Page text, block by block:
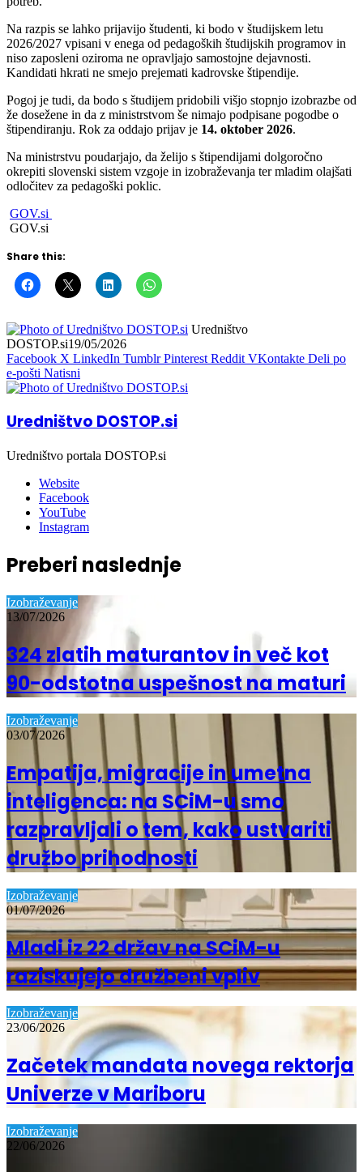
Na razpis se lahko prijavijo študenti, ki bodo v študijskem letu
2026/2027 vpisani v enega od pedagoških študijskih programov in
niso zaposleni oziroma ne opravljajo samostojne dejavnosti.
Kandidati hkrati ne smejo prejemati kadrovske štipendije.
Pogoj je tudi, da bodo s študijem pridobili višjo stopnjo izobrazbe od
že dosežene in da z ministrstvom še nimajo podpisane pogodbe o
štipendiranju. Rok za oddajo prijav je 14. oktober 2026.
Na ministrstvu poudarjajo, da želijo s štipendijami dolgoročno
okrepiti slovenski sistem vzgoje in izobraževanja ter mladim olajšati
odločitev za pedagoški poklic.
GOV.si
GOV.si
Share this:
Uredništvo
DOSTOP.si19/05/2026
Facebook X LinkedIn Tumblr Pinterest Reddit VKontakte Deli po
e-pošti Natisni
Uredništvo DOSTOP.si
Uredništvo portala DOSTOP.si
Website
Facebook
YouTube
Instagram
Preberi naslednje
Izobraževanje
13/07/2026
324 zlatih maturantov in več kot
90-odstotna uspešnost na maturi
Izobraževanje
03/07/2026
Empatija, migracije in umetna
inteligenca: na SCiM-u smo
razpravljali o tem, kako ustvariti
družbo prihodnosti
Izobraževanje
01/07/2026
Mladi iz 22 držav na SCiM-u
raziskujejo družbeni vpliv
Izobraževanje
23/06/2026
Začetek mandata novega rektorja
Univerze v Mariboru
Izobraževanje
22/06/2026